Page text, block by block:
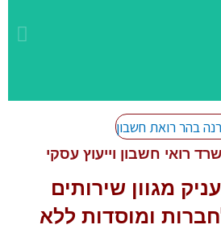
רואי חשבון וייעוץ עסקי
מגוון שירותים
ומוסדות ללא